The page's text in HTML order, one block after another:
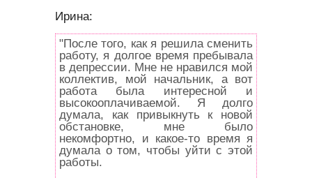
Ирина:
"После того, как я решила сменить
работу, я долгое время пребывала
в депрессии. Мне не нравился мой
коллектив, мой начальник, а вот
работа была интересной и
высокооплачиваемой. Я долго
думала, как привыкнуть к новой
обстановке, мне было
некомфортно, и какое-то время я
думала о том, чтобы уйти с этой
работы.